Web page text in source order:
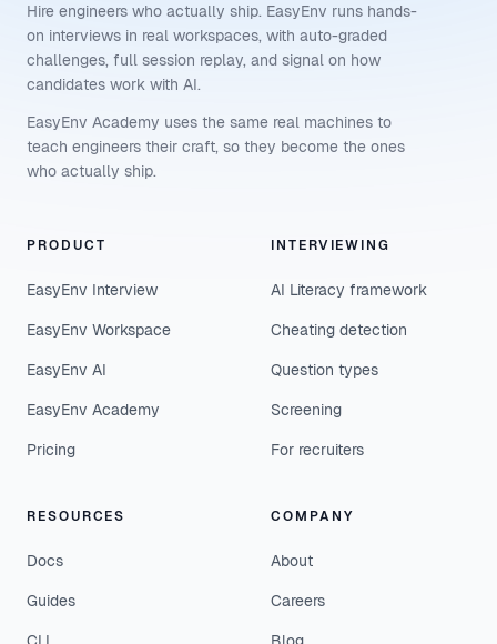
Hire engineers who actually ship. EasyEnv runs hands-
on interviews in real workspaces, with auto-graded
challenges, full session replay, and signal on how
candidates work with AI.
EasyEnv Academy uses the same real machines to
teach engineers their craft, so they become the ones
who actually ship.
PRODUCT
EasyEnv Interview
EasyEnv Workspace
EasyEnv AI
EasyEnv Academy
Pricing
INTERVIEWING
AI Literacy framework
Cheating detection
Question types
Screening
For recruiters
RESOURCES
Docs
Guides
COMPANY
About
Careers